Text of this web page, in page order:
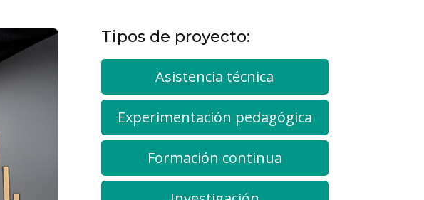
Tipos de proyecto:
Asistencia técnica
Experimentación pedagógica
Formación continua